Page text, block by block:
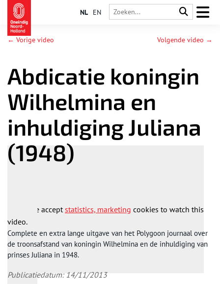
NL EN
← Vorige video Volgende video →
Abdicatie koningin
Wilhelmina en
inhuldiging Juliana
(1948)
Please acceptstatistics, marketing cookies to watch this
video.
Complete en extra lange uitgave van het Polygoon journaal over
de troonsafstand van koningin Wilhelmina en de inhuldiging van
prinses Juliana in 1948.
Publicatiedatum: 14/11/2013